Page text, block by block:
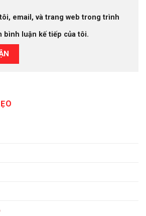
email, và trang web trong trình
bình luận kế tiếp của tôi.